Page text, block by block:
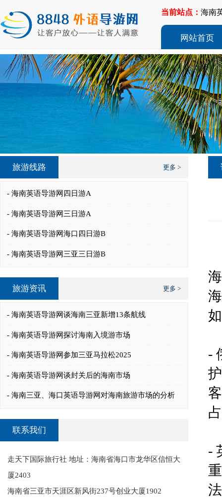
当前站点： 海南
网站首页
旅游线路 更多 >
- 海南英语导游网四日游A
- 海南英语导游网三日游A
- 海南英语导游网海口四日游B
- 海南英语导游网三亚三日游B
旅游资讯 更多 >
- 海南英语导游网谈海南三亚新增13条航线
- 海南英语导游网探讨海南入境游市场
- 海南英语导游网参加三亚马拉松2025
- 海南英语导游网谈封关后的海南市场
- 海南三亚、海口英语导游网对海南旅游市场的分析
联系我们
走天下国际旅行社 地址：海南省海口市龙华区信恒大
厦2403
海南省三亚市天涯区新风街237号创业大厦1902
-
-